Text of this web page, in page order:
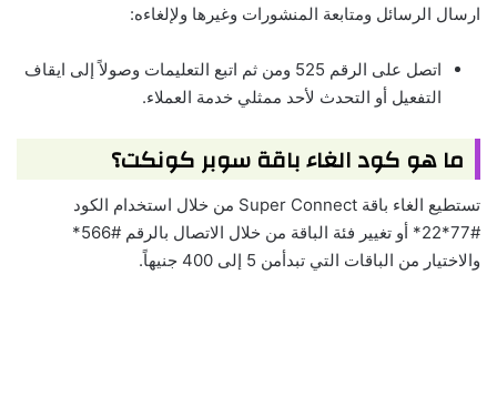
ارسال الرسائل ومتابعة المنشورات وغيرها ولإلغاءه:
اتصل على الرقم 525 ومن ثم اتبع التعليمات وصولاً إلى ايقاف
التفعيل أو التحدث لأحد ممثلي خدمة العملاء.
ما هو كود الغاء باقة سوبر كونكت؟
تستطيع الغاء باقة Super Connect من خلال استخدام الكود
#77*22* أو تغيير فئة الباقة من خلال الاتصال بالرقم #566*
والاختيار من الباقات التي تبدأمن 5 إلى 400 جنيهاً.